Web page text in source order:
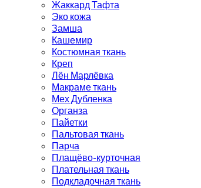
Жаккард Тафта
Эко кожа
Замша
Кашемир
Костюмная ткань
Креп
Лён Марлёвка
Макраме ткань
Мех Дубленка
Органза
Пайетки
Пальтовая ткань
Парча
Плащёво-курточная
Плательная ткань
Подкладочная ткань